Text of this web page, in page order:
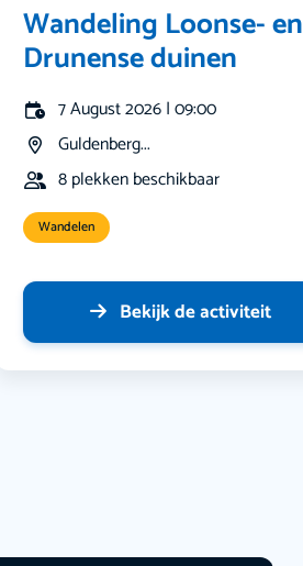
Wandeling Loonse- en
Drunense duinen
7 August 2026 | 09:00
Guldenberg...
8 plekken beschikbaar
Wandelen
Bekijk de activiteit